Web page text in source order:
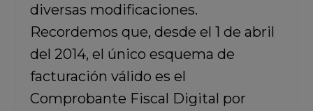
diversas modificaciones.
Recordemos que, desde el 1 de abril
del 2014, el único esquema de
facturación válido es el
Comprobante Fiscal Digital por